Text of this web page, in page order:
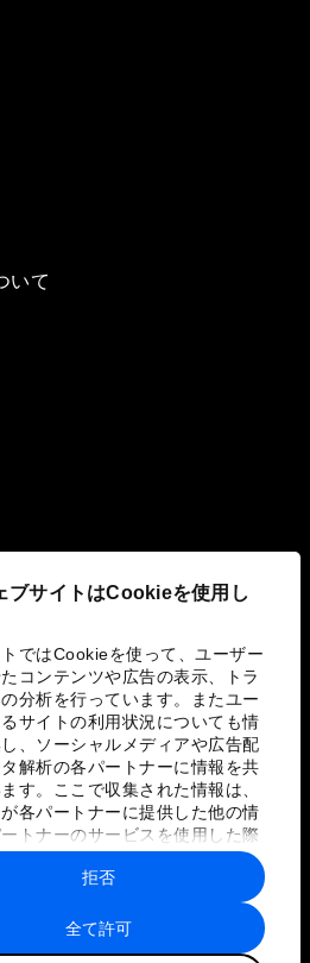
ブサイトはCookieを使用し
ではCookieを使って、ユーザー
コンテンツや広告の表示、トラ
分析を行っています。またユー
サイトの利用状況についても情
、ソーシャルメディアや広告配
解析の各パートナーに情報を共
す。ここで収集された情報は、
各パートナーに提供した他の情
トナーのサービスを使用した際
れた情報と組み合わされ、各パー
って使用されることがありま
全て許可
拒否
いて
組み
ポリシーと利用規約
イトマップ